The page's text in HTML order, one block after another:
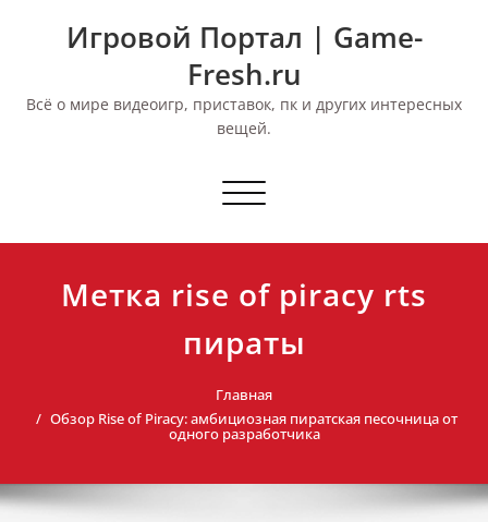
Игровой Портал | Game-
Fresh.ru
Всё о мире видеоигр, приставок, пк и других интересных
вещей.
Переключить
Метка rise of piracy rts
пираты
Главная
Обзор Rise of Piracy: амбициозная пиратская песочница от
одного разработчика